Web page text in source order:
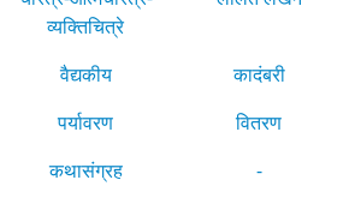
व्यक्तिचित्रे
वैद्यकीय
कादंबरी
पर्यावरण
वितरण
कथासंग्रह
-